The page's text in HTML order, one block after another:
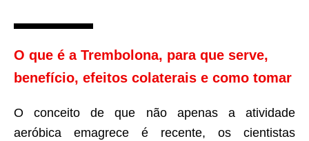
O que é a Trembolona, para que serve,
benefício, efeitos colaterais e como tomar
O conceito de que não apenas a atividade
aeróbica emagrece é recente, os cientistas